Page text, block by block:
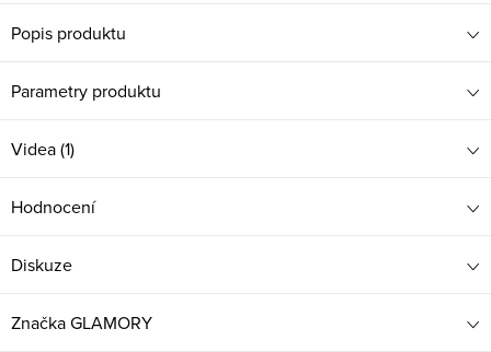
Popis produktu
Parametry produktu
Videa (1)
Hodnocení
Diskuze
ZnačkaGLAMORY